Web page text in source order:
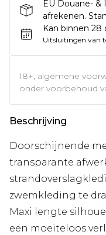
EU Douane-
afrekenen.
Kan binnen
Uitsluitingen van
18+, algemene
onder voorbehoud
Beschrijving
Doorschijnende
transparante
zwemkleding te
Maxi lengte
een moeiteloos